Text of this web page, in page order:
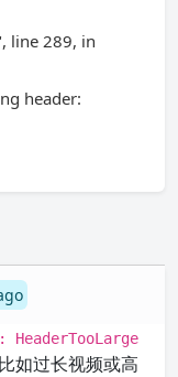
line 289, in
header:
如过长视频或高